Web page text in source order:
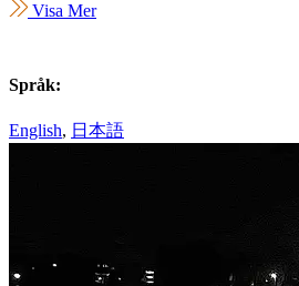
Visa Mer
Språk:
English, 日本語